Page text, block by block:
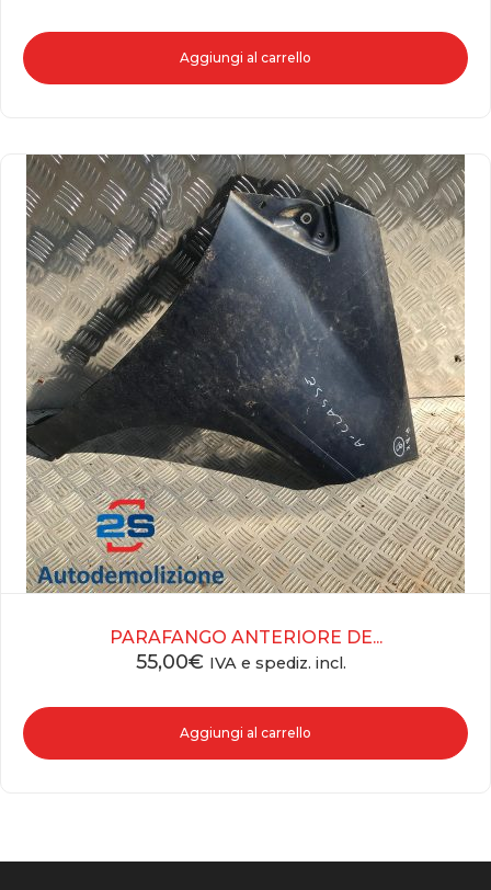
Aggiungi al carrello
PARAFANGO ANTERIORE DE...
55,00€ IVA e spediz. incl.
Aggiungi al carrello